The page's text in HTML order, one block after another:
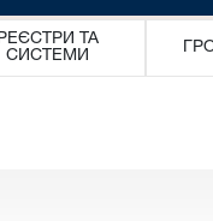
РЕЄСТРИ ТА
СИСТЕМИ